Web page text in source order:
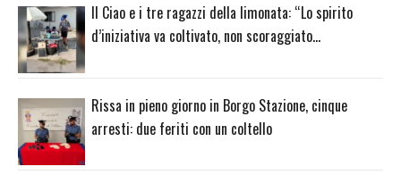
Il Ciao e i tre ragazzi della limonata: “Lo spirito
d’iniziativa va coltivato, non scoraggiato…
Rissa in pieno giorno in Borgo Stazione, cinque
arresti: due feriti con un coltello